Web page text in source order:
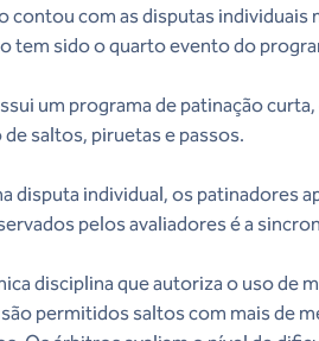
contou com as disputas individuais
tem sido o quarto evento do
um programa de patinação
saltos, piruetas e passos.
disputa individual, os
pelos avaliadores é a
disciplina que autoriza o uso
permitidos saltos com mais de